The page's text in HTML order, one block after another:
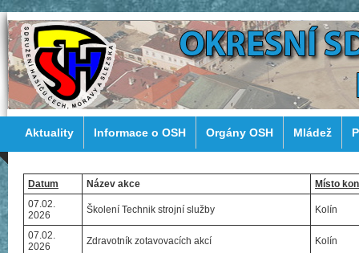
Aktuality Informace o OSH Orgány OSH Mládež
Datum Název akce
Místo
07.02.
2026
Školení Technik strojní služby Kolín
07.02.
2026
Zdravotník zotavovacích akcí Kolín